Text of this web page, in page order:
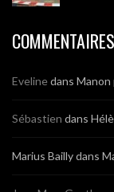
Evelinedans Manon
Sébastien dans
Marius Baillydans